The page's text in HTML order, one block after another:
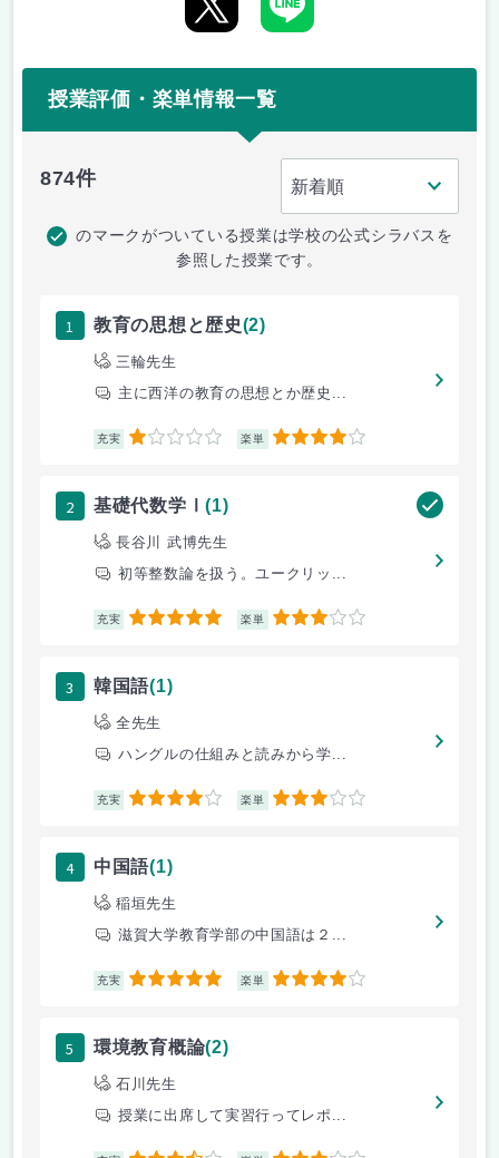
授業評価・楽単情報一覧
874件
のマークがついている授業は学校の公式シラバスを
参照した授業です。
1 教育の思想と歴史(2)
三輪先生
主に西洋の教育の思想とか歴史...
充実 1 楽単 4
2 基礎代数学Ⅰ(1)
長谷川 武博先生
初等整数論を扱う。ユークリッ...
充実 5 楽単 3
3 韓国語(1)
全先生
ハングルの仕組みと読みから学...
充実 4 楽単 3
4 中国語(1)
稲垣先生
滋賀大学教育学部の中国語は２...
充実 5 楽単 4
5 環境教育概論(2)
石川先生
授業に出席して実習行ってレポ...